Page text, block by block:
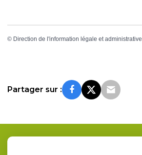
© Direction de l'information légale et administrative
Partager sur :